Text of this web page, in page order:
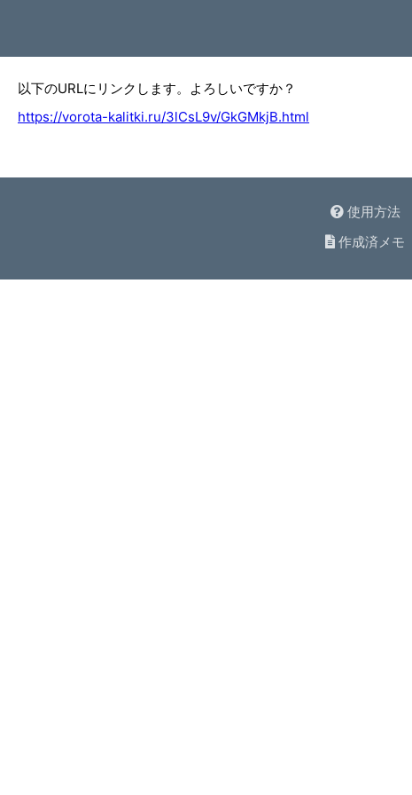
以下のURLにリンクします。よろしいですか？
https://vorota-kalitki.ru/3lCsL9v/GkGMkjB.html
使用方法
作成済メモ